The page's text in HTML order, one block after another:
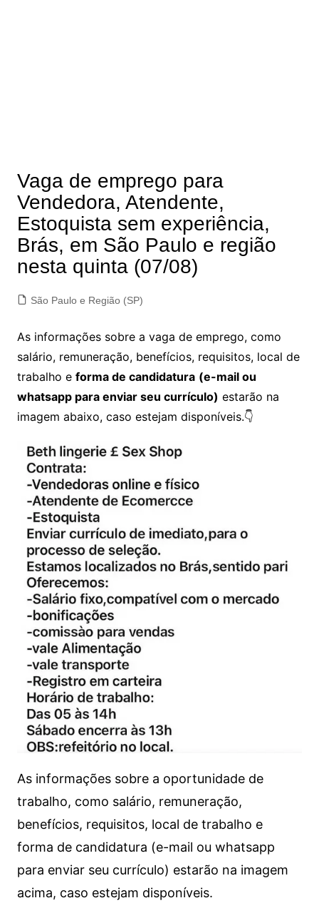
Vaga de emprego para
Vendedora, Atendente,
Estoquista sem experiência,
Brás, em São Paulo e região
nesta quinta (07/08)
São Paulo e Região (SP)
As informações sobre a vaga de emprego, como
salário, remuneração, benefícios, requisitos, local de
trabalho e forma de candidatura (e-mail ou
whatsapp para enviar seu currículo) estarão na
imagem abaixo, caso estejam disponíveis.👇
As informações sobre a oportunidade de
trabalho, como salário, remuneração,
benefícios, requisitos, local de trabalho e
forma de candidatura (e-mail ou whatsapp
para enviar seu currículo) estarão na imagem
acima, caso estejam disponíveis.